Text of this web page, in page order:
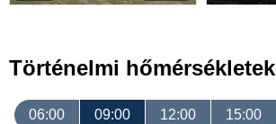
Történelmi hőmérsékletek
06:00 09:00 12:00 15:00